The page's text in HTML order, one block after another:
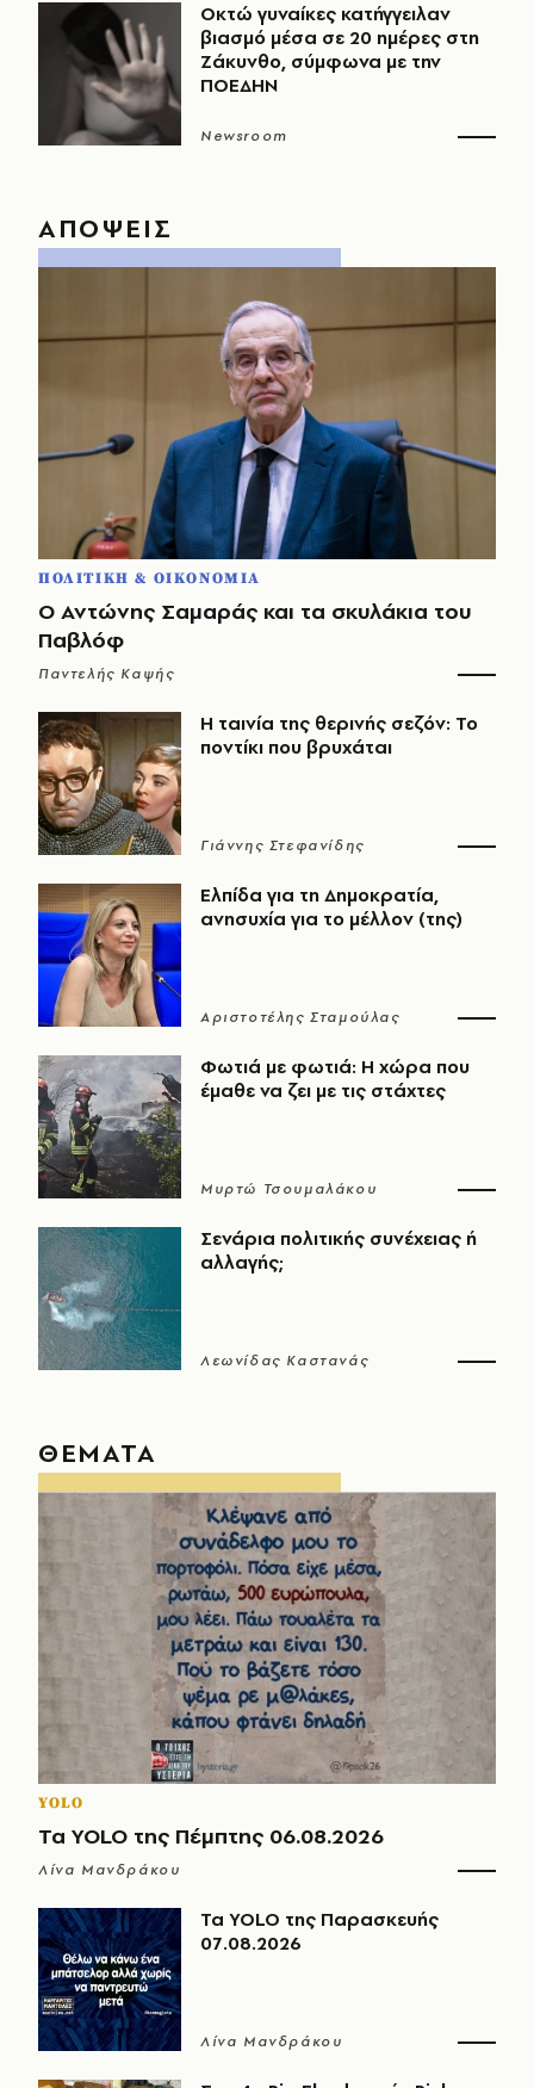
Οκτώ γυναίκες κατήγγειλαν
βιασμό μέσα σε 20 ημέρες στη
Ζάκυνθο, σύμφωνα με την
ΠΟΕΔΗΝ
Newsroom
ΑΠΟΨΕΙΣ
ΠΟΛΙΤΙΚΗ & ΟΙΚΟΝΟΜΙΑ
Ο Αντώνης Σαμαράς και τα σκυλάκια του
Παβλόφ
Παντελής Καψής
Η ταινία της θερινής σεζόν: Το
ποντίκι που βρυχάται
Γιάννης Στεφανίδης
Ελπίδα για τη Δημοκρατία,
ανησυχία για το μέλλον (της)
Αριστοτέλης Σταμούλας
Φωτιά με φωτιά: Η χώρα που
έμαθε να ζει με τις στάχτες
Μυρτώ Τσουμαλάκου
Σενάρια πολιτικής συνέχειας ή
αλλαγής;
Λεωνίδας Καστανάς
ΘΕΜΑΤΑ
YOLO
Τα YOLO της Πέμπτης 06.08.2026
Λίνα Μανδράκου
Τα YOLO της Παρασκευής
07.08.2026
Λίνα Μανδράκου